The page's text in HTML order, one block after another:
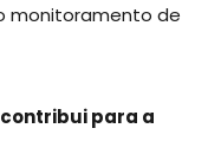
monitoramento de
para a